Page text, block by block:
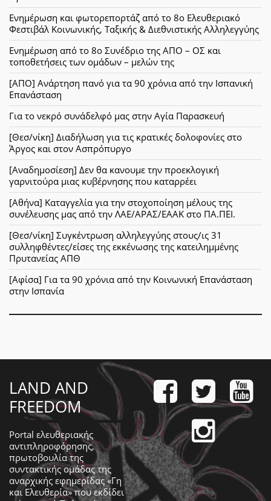
Ενημέρωση και φωτορεπορτάζ από το 8ο Ελευθεριακό
Φεστιβάλ Κοινωνικής, Ταξικής & Διεθνιστικής Αλληλεγγύης
Ενημέρωση από το 8ο Συνέδριο της ΑΠΟ – ΟΣ και
τοποθετήσεις των ομάδων – μελών της
[ΑΠΟ] Ανάρτηση πανό για τα 90 χρόνια από την Ισπανική
Επανάσταση
Για το νεκρό συνάδελφό μας στην Αγία Παρασκευή
[Θεσ/νίκη] Διαδήλωση για τις κρατικές δολοφονίες στο
Άργος και στον Ασπρόπυργο
[Αναδημοσίεση] Δεν θα κανουμε την προεκλογική
γαρνιτούρα μιας κυβέρνησης που καταρρέει
[Αθήνα] Καταγγελία για την στοχοποίηση μέλους της
συνέλευσης μας από την ΛΑΕ/ΑΡΑΣ/ΕΑΑΚ στο ΠΑ.ΠΕΙ.
[Θεσ/νίκη] Συγκέντρωση αλληλεγγύης στους/ις 31
συλληφθέντες/είσες της εκκένωσης της κατειλημμένης
Πρυτανείας ΑΠΘ
[Αφίσα] Για τα 90 χρόνια από την Κοινωνική Επανάσταση
στην Ισπανία
LAND AND
FREEDOM
Portal ελευθεριακής
αντιπληροφόρησης,
πρωτοβουλία της
συντακτικής ομάδας της
αναρχικής εφημερίδας «Γη
και Ελευθερία» που εκδίδει